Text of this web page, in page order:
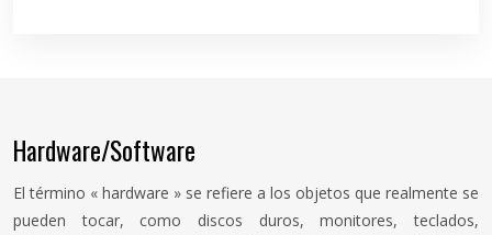
Hardware/Software
El término « hardware » se refiere a los objetos que realmente se
pueden tocar, como discos duros, monitores, teclados,